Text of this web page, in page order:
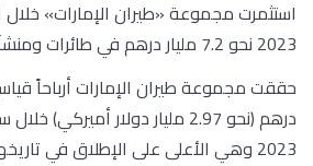
2023 نحو 7.2 مليار درهم في طائرات ومنشآت ومعدات (أرشيفية)
2023 وهي الأعلى على الإطلاق في تاريخها.